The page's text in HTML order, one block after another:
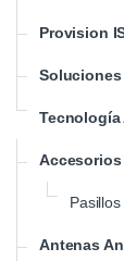
Provision
Tecnología
Accesorios
Antenas